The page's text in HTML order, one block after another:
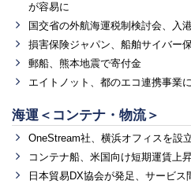
が容易に
国交省の外航海運税制検討会、入
損害保険ジャパン、船舶サイバー
郵船、熊本地震で寄付金
エイトノット、都のエコ連携事業
海運＜コンテナ・物流＞
OneStream社、横浜オフィスを設
コンテナ船、米国向け短期運賃上
日本貿易DX協会が発足、サービ